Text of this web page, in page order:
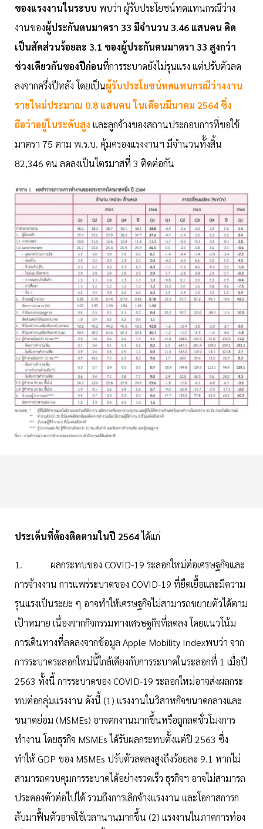
ของแรงงานในระบบ พบว่า ผู้รับประโยชน์ทดแทนกรณีว่าง
งานของผู้ประกันตนมาตรา 33 มีจำนวน 3.46 แสนคน คิด
เป็นสัดส่วนร้อยละ 3.1 ของผู้ประกันตนมาตรา 33 สูงกว่า
ช่วงเดียวกันของปีก่อนที่การระบาดยังไม่รุนแรง แต่ปรับตัวลด
ลงจากครึ่งปีหลัง โดยเป็นผู้รับประโยชน์ทดแทนกรณีว่างงาน
รายใหม่ประมาณ 0.8 แสนคน ในเดือนมีนาคม 2564 ซึ่ง
ถือว่าอยู่ในระดับสูง และลูกจ้างของสถานประกอบการที่ขอใช้
มาตรา 75 ตาม พ.ร.บ. คุ้มครองแรงงานฯ มีจำนวนทั้งสิ้น
82,346 คน ลดลงเป็นไตรมาสที่ 3 ติดต่อกัน
ประเด็นที่ต้องติดตามในปี 2564ได้แก่
1. ผลกระทบของ COVID-19 ระลอกใหม่ต่อเศรษฐกิจและ
การจ้างงาน การแพร่ระบาดของ COVID-19 ที่ยืดเยื้อและมีความ
รุนแรงเป็นระยะ ๆ อาจทำให้เศรษฐกิจไม่สามารถขยายตัวได้ตาม
เป้าหมาย เนื่องจากกิจกรรมทางเศรษฐกิจที่ลดลง โดยแนวโน้ม
การเดินทางที่ลดลงจากข้อมูล Apple Mobility Indexพบว่า จาก
การระบาดระลอกใหม่นี้ใกล้เคียงกับการระบาดในระลอกที่ 1 เมื่อปี
2563 ทั้งนี้ การระบาดของ COVID-19 ระลอกใหม่อาจส่งผลกระ
ทบต่อกลุ่มแรงงาน ดังนี้ (1) แรงงานในวิสาหกิจขนาดกลางและ
ขนาดย่อม (MSMEs) อาจตกงานมากขึ้นหรือถูกลดชั่วโมงการ
ทำงาน โดยธุรกิจ MSMEs ได้รับผลกระทบตั้งแต่ปี 2563 ซึ่ง
ทำให้ GDP ของ MSMEs ปรับตัวลดลงสูงถึงร้อยละ 9.1 หากไม่
สามารถควบคุมการระบาดได้อย่างรวดเร็ว ธุรกิจฯ อาจไม่สามารถ
ประคองตัวต่อไปได้ รวมถึงการเลิกจ้างแรงงาน และโอกาสการก
ลับมาฟื้นตัวอาจใช้เวลานานมากขึ้น (2) แรงงานในภาคการท่อง